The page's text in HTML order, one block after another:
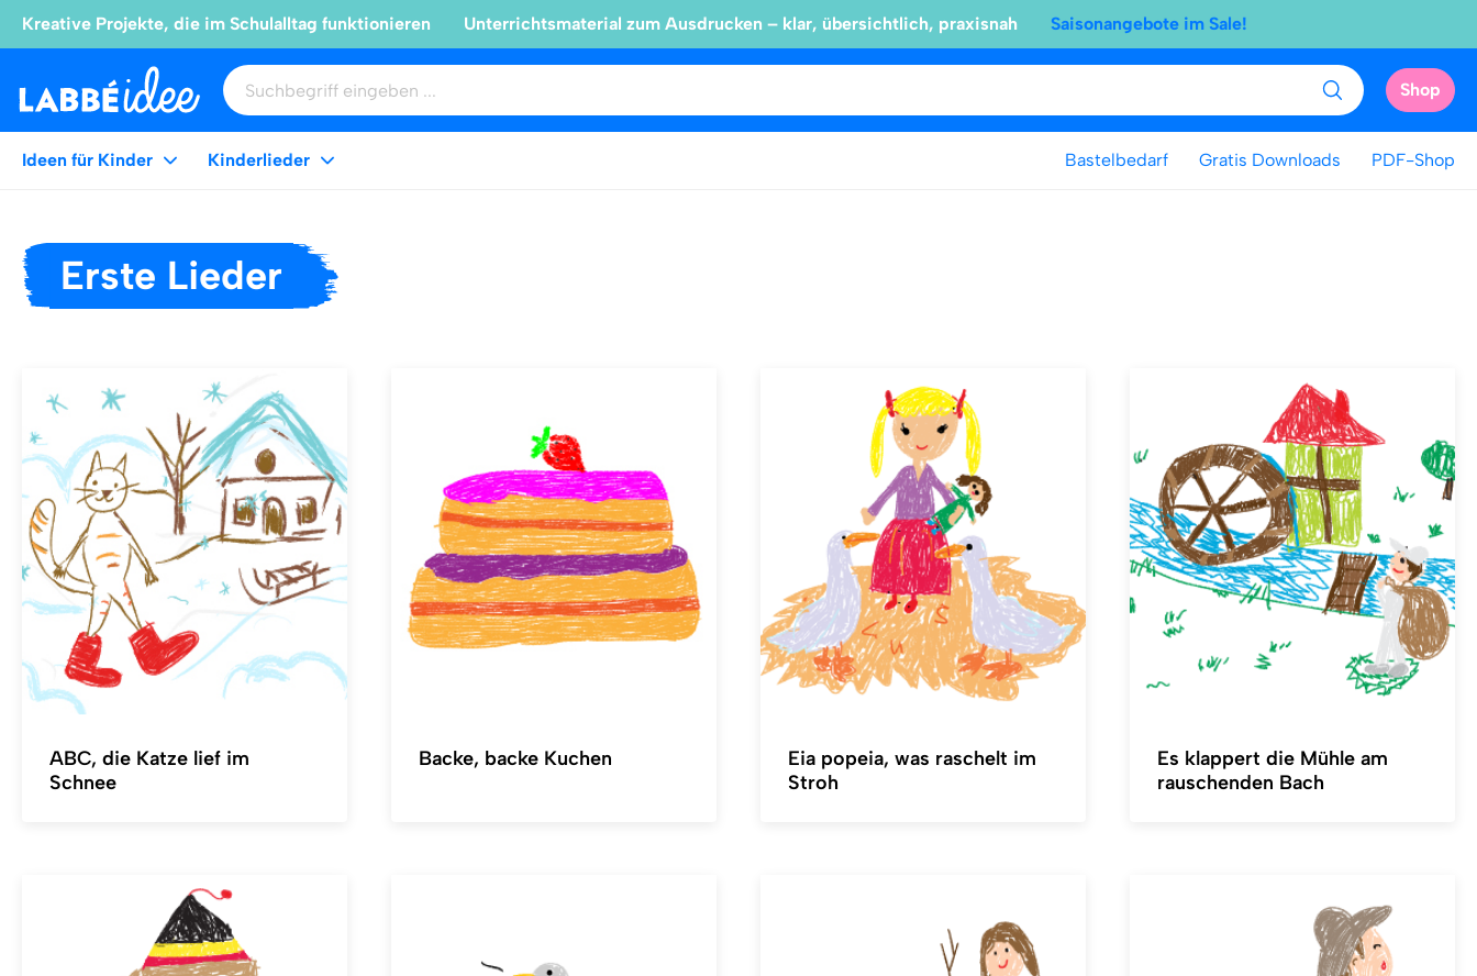
Kreative Projekte, die im Schulalltag funktionieren Unterrichtsmaterial zum Ausdrucken – klar, übersichtlich, praxisnah Saisonangebote im Sale!
Shop
Ideen für Kinder Kinderlieder Bastelbedarf Gratis Downloads PDF-Shop
Erste Lieder
ABC, die Katze lief im
Schnee
Backe, backe Kuchen
Eia popeia, was raschelt im
Stroh
Es klappert die Mühle am
rauschenden Bach